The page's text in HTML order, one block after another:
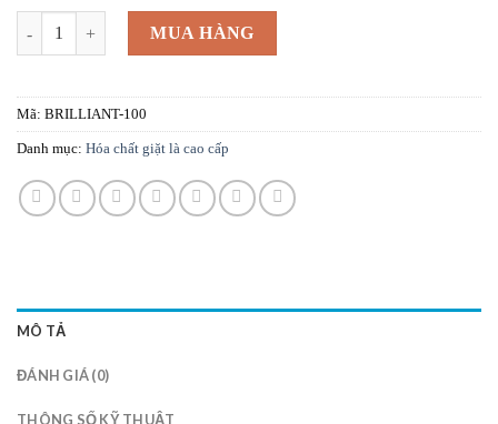
Bột giặt gốc kiềm BRILLIANT 100 số lượng
MUA HÀNG
Mã: BRILLIANT-100
Danh mục: Hóa chất giặt là cao cấp
MÔ TẢ
ĐÁNH GIÁ (0)
THÔNG SỐ KỸ THUẬT